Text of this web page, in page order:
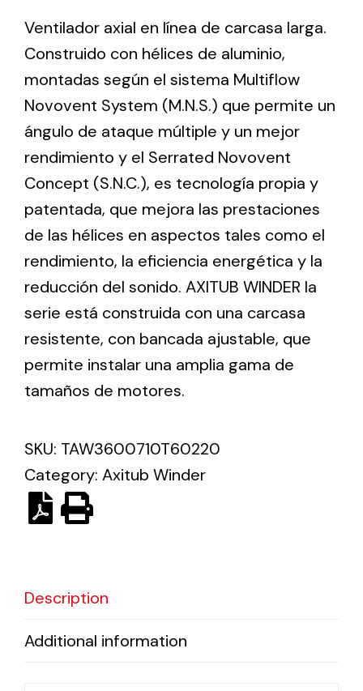
Ventilation
The incorporation of Novovent into the group
meant a greater offer of ventilation products for
different uses
Iluminación Solar
Variedad de soluciones solares para todo tipo
de necesidades.
Variety of solar solutions for all kinds of needs.
Ventilador axial en línea de carcasa larga.
Construido con hélices de aluminio,
montadas según el sistema Multiflow
Novovent System (M.N.S.) que permite un
ángulo de ataque múltiple y un mejor
rendimiento y el Serrated Novovent
Concept (S.N.C.), es tecnología propia y
patentada, que mejora las prestaciones
de las hélices en aspectos tales como el
rendimiento, la eficiencia energética y la
reducción del sonido. AXITUB WINDER la
serie está construida con una carcasa
resistente, con bancada ajustable, que
permite instalar una amplia gama de
tamaños de motores.
SKU: TAW3600710T60220
Category: Axitub Winder
Description
Additional information